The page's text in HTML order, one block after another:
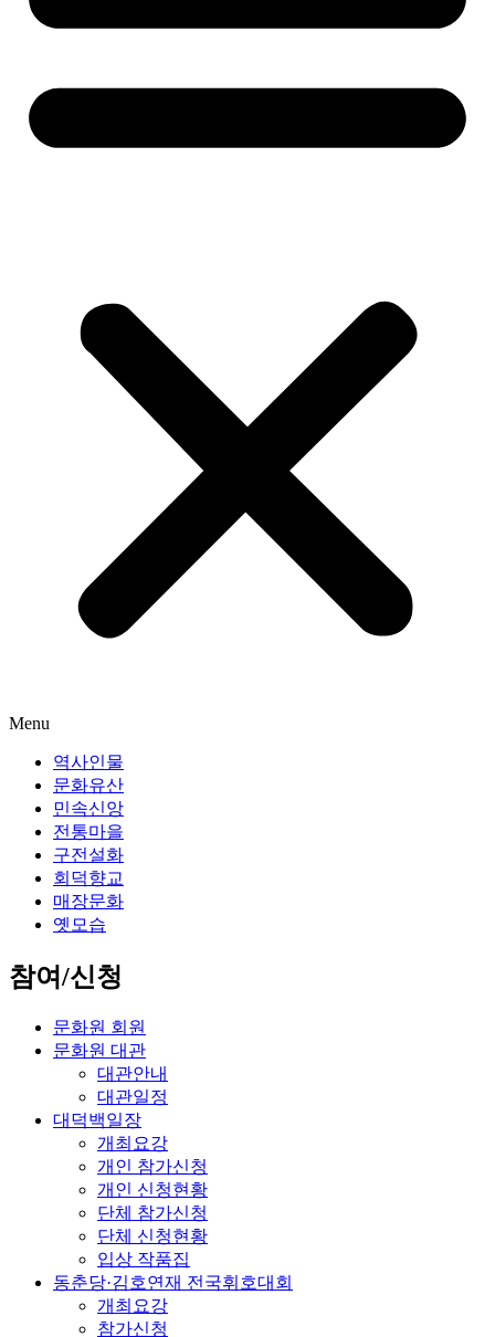
Menu
역사인물
문화유산
민속신앙
전통마을
구전설화
회덕향교
매장문화
옛모습
참여/신청
문화원 회원
문화원 대관
대관안내
대관일정
대덕백일장
개최요강
개인 참가신청
개인 신청현황
단체 참가신청
단체 신청현황
입상 작품집
동춘당·김호연재 전국휘호대회
개최요강
참가신청